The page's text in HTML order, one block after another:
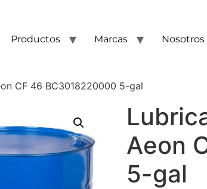
Productos Marcas Nosotros
CF 46 BC3018220000 5-gal
Aeon
5-gal